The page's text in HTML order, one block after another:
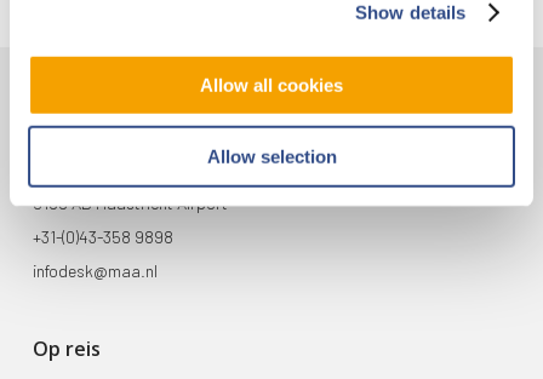
Show details
Allow all cookies
Allow selection
Contact
6199 AD Maastricht Airport
+31-(0)43-358 9898
infodesk@maa.nl
Op reis